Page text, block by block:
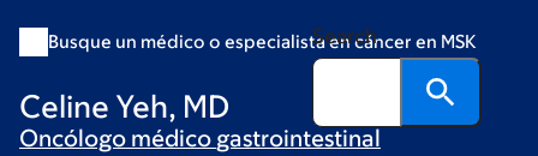
Search
Busque un médico o especialista en cáncer en MSK
Celine Yeh, MD
Oncólogo médico gastrointestinal